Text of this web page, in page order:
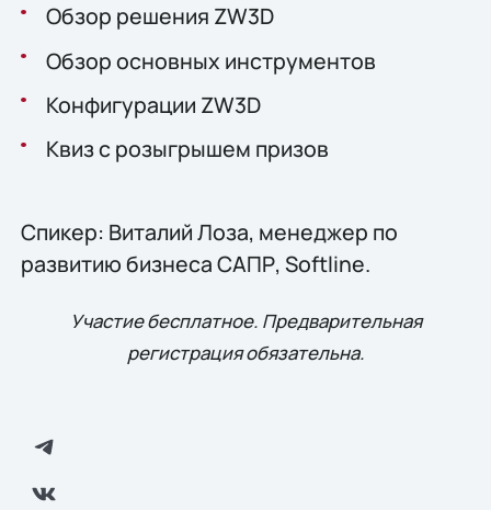
Обзор решения ZW3D
Обзор основных инструментов
Конфигурации ZW3D
Квиз с розыгрышем призов
Спикер: Виталий Лоза, менеджер по
развитию бизнеса САПР, Softline.
Участие бесплатное. Предварительная
регистрация обязательна.